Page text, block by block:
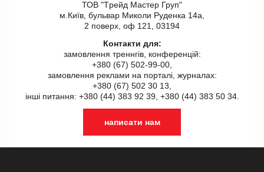
ТОВ "Tрейд Мастер Груп"
м.Київ, бульвар Миколи Руденка 14а,
2 поверх, оф 121, 03194
Контакти для:
замовлення треннгів, конференцій:
+380 (67) 502-99-00,
замовлення реклами на порталі, журналах:
+380 (67) 502 30 13,
інші питання: +380 (44) 383 92 39, +380 (44) 383 50 34.
написати нам